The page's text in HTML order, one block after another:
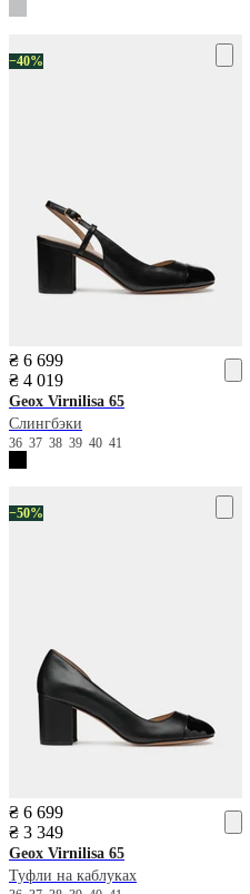
−40%
₴ 6 699
₴ 4 019
Geox Virnilisa 65
Слингбэки
36 37 38 39 40 41
−50%
₴ 6 699
₴ 3 349
Geox Virnilisa 65
Туфли на каблуках